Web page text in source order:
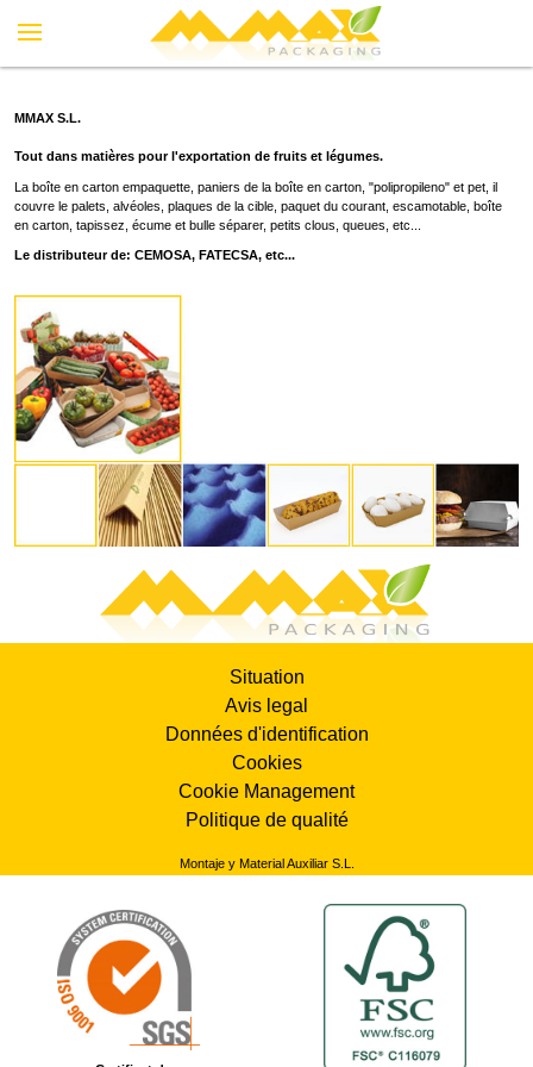
MMAX S.L.
Tout dans matières pour l'exportation de fruits et légumes.
La boîte en carton empaquette, paniers de la boîte en carton, "polipropileno" et pet, il
couvre le palets, alvéoles, plaques de la cible, paquet du courant, escamotable, boîte
en carton, tapissez, écume et bulle séparer, petits clous, queues, etc...
Le distributeur de: CEMOSA, FATECSA, etc...
Situation
Avis legal
Données d'identification
Cookies
Cookie Management
Politique de qualité
Montaje y Material Auxiliar S.L.